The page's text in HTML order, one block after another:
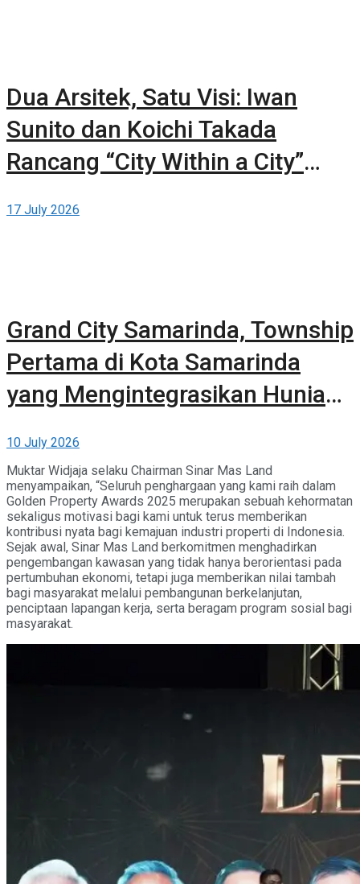
Dua Arsitek, Satu Visi: Iwan
Sunito dan Koichi Takada
Rancang “City Within a City”
17 July 2026
Grand City Samarinda, Township
Pertama di Kota Samarinda
yang Mengintegrasikan Hunian,
Hijau
10 July 2026
Muktar Widjaja selaku Chairman Sinar Mas Land
menyampaikan, “Seluruh penghargaan yang kami raih dalam
Golden Property Awards 2025 merupakan sebuah kehormatan
sekaligus motivasi bagi kami untuk terus memberikan
kontribusi nyata bagi kemajuan industri properti di Indonesia.
Sejak awal, Sinar Mas Land berkomitmen menghadirkan
pengembangan kawasan yang tidak hanya berorientasi pada
pertumbuhan ekonomi, tetapi juga memberikan nilai tambah
bagi masyarakat melalui pembangunan berkelanjutan,
penciptaan lapangan kerja, serta beragam program sosial bagi
masyarakat.